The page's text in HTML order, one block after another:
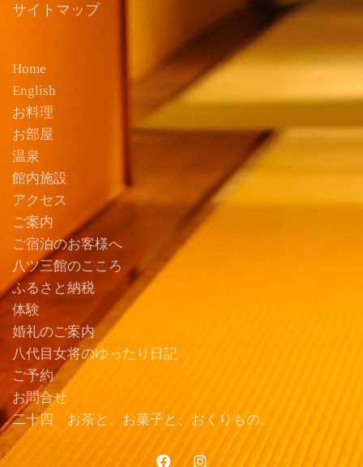
サイトマップ
Home
English
お料理
お部屋
温泉
館内施設
アクセス
ご案内
ご宿泊のお客様へ
八ツ三館のこころ
ふるさと納税
体験
婚礼のご案内
八代目女将のゆったり日記
ご予約
お問合せ
二十四 お茶と、お菓子と、おくりもの。